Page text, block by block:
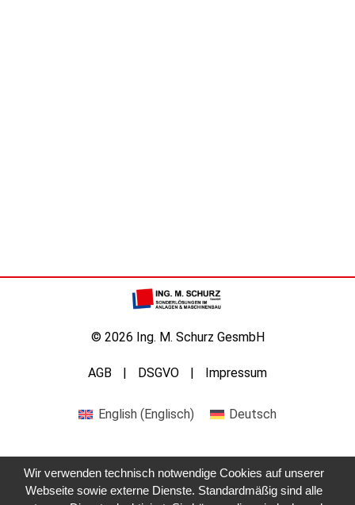
© 2026 Ing. M. Schurz GesmbH
AGB DSGVO Impressum
English(Englisch) Deutsch
Wir verwenden technisch notwendige Cookies auf unserer
Webseite sowie externe Dienste. Standardmäßig sind alle